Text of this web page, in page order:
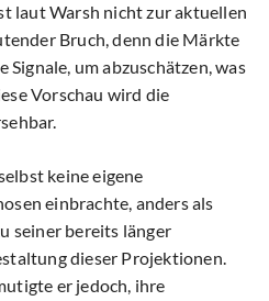
laut Warsh nicht zur aktuellen
Bruch, denn die Märkte
um abzuschätzen, was
Vorschau wird die
keine eigene
einbrachte, anders als
seiner bereits länger
dieser Projektionen.
er jedoch, ihre